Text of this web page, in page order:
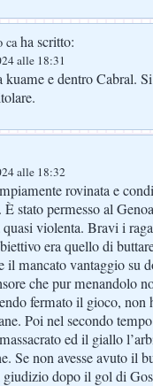
caha scritto:
alle 18:31
kuame e dentro Cabral.
alle 18:32
rovinata e
È stato permesso al
violenta. Bravi i
era quello di
il mancato vantaggio su
che pur menandolo
fermato il gioco, non
Poi nel secondo
ed il giallo
Se non avesse avuto il
giudizio dopo il gol di